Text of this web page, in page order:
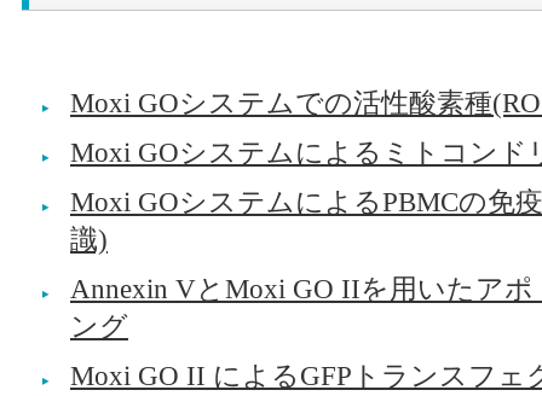
Moxi GOシステムでの活性酸素種
Moxi GOシステムによるミトコンド
Moxi GOシステムによるPBMCの免
識)
Annexin VとMoxi GO IIを用いたア
ング
Moxi GO II によるGFPトランスフ